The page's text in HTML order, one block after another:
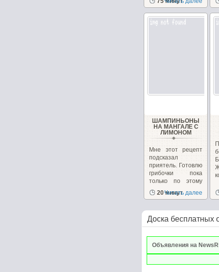
ШАМПИНЬОНЫ
НА МАНГАЛЕ С
ЛИМОНОМ
Мне этот рецепт
подсказал
приятель. Готовлю
грибочки пока
только по этому
рецепту...
20 минут
Читать далее
Доска бесплатных
Объявления на